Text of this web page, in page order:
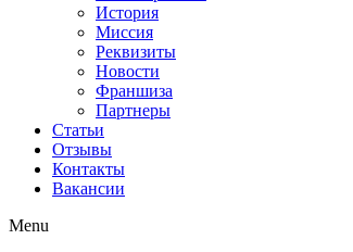
История
Миссия
Реквизиты
Новости
Франшиза
Партнеры
Статьи
Отзывы
Контакты
Вакансии
Menu